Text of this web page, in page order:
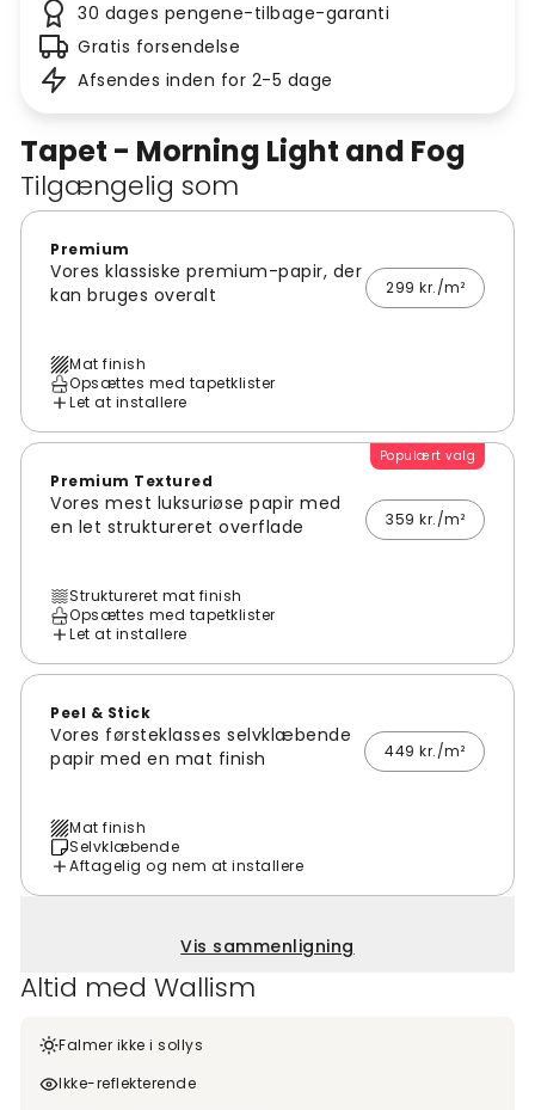
Tapet - Morning Light and Fog
Tilgængelig som
Premium
Vores klassiske premium-papir, der
kan bruges overalt
299 kr./m²
Mat finish
Opsættes med tapetklister
Let at installere
Populært valg
Premium Textured
Vores mest luksuriøse papir med
en let struktureret overflade
359 kr./m²
Struktureret mat finish
Opsættes med tapetklister
Let at installere
Peel & Stick
Vores førsteklasses selvklæbende
papir med en mat finish
449 kr./m²
Mat finish
Selvklæbende
Aftagelig og nem at installere
Vis sammenligning
Altid med Wallism
Falmer ikke i sollys
Ikke-reflekterende
30 dages pengene-tilbage-garanti
Gratis forsendelse
Afsendes inden for 2-5 dage